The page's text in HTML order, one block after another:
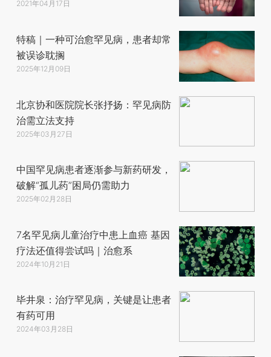
2021年04月17日
特稿｜一种可治愈罕见病，患者却常
被误诊耽搁
2025年12月09日
北京协和医院院长张抒扬：罕见病防
治需立法支持
2025年03月27日
中国罕见病患者逐渐参与新药研发，
破解“孤儿药”困局仍需助力
2025年02月28日
7名罕见病儿童治疗中患上血癌 基因
疗法还值得尝试吗｜治愈系
2024年10月21日
毕井泉：治疗罕见病，关键是让患者
有药可用
2024年03月28日